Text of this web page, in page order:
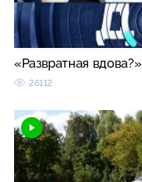
«Развратная вдова?»
26112